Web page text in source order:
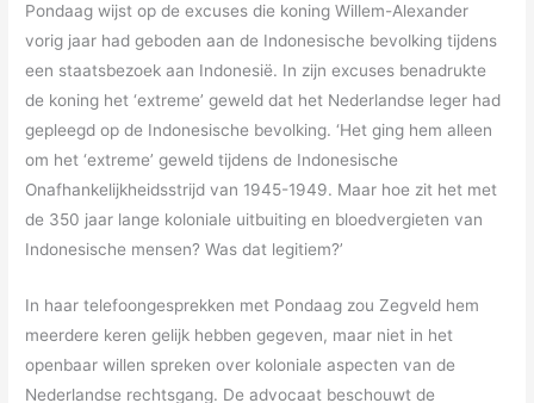
Pondaag wijst op de excuses die koning Willem-Alexander
vorig jaar had geboden aan de Indonesische bevolking tijdens
een staatsbezoek aan Indonesië. In zijn excuses benadrukte
de koning het ‘extreme’ geweld dat het Nederlandse leger had
gepleegd op de Indonesische bevolking. ‘Het ging hem alleen
om het ‘extreme’ geweld tijdens de Indonesische
Onafhankelijkheidsstrijd van 1945-1949. Maar hoe zit het met
de 350 jaar lange koloniale uitbuiting en bloedvergieten van
Indonesische mensen? Was dat legitiem?’
In haar telefoongesprekken met Pondaag zou Zegveld hem
meerdere keren gelijk hebben gegeven, maar niet in het
openbaar willen spreken over koloniale aspecten van de
Nederlandse rechtsgang. De advocaat beschouwt de